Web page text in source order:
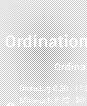
Dienstag 8:30 -
Mittwoch 8:30 -